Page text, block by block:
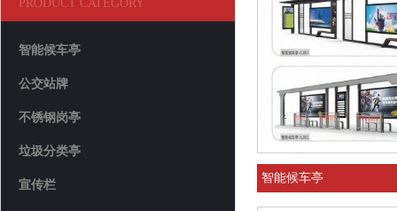
PRODUCT CATEGORY
智能候车亭
公交站牌
不锈钢岗亭
垃圾分类亭
宣传栏
智能候车亭